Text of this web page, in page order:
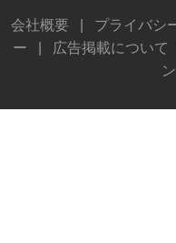
会社概要 プライバシ
ー
広告掲載について
ン